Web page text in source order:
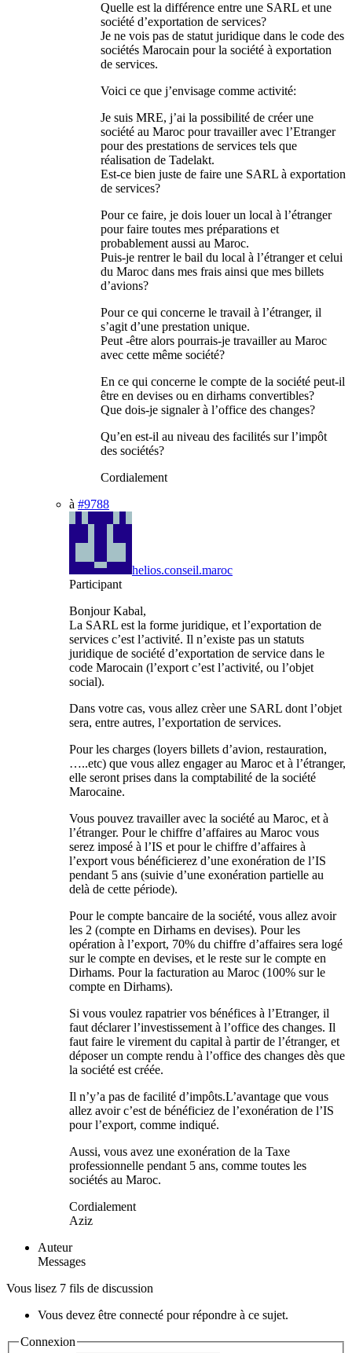
Quelle est la différence entre une SARL et une
société d’exportation de services?
Je ne vois pas de statut juridique dans le code des
sociétés Marocain pour la société à exportation
de services.
Voici ce que j’envisage comme activité:
Je suis MRE, j’ai la possibilité de créer une
société au Maroc pour travailler avec l’Etranger
pour des prestations de services tels que
réalisation de Tadelakt.
Est-ce bien juste de faire une SARL à exportation
de services?
Pour ce faire, je dois louer un local à l’étranger
pour faire toutes mes préparations et
probablement aussi au Maroc.
Puis-je rentrer le bail du local à l’étranger et celui
du Maroc dans mes frais ainsi que mes billets
d’avions?
Pour ce qui concerne le travail à l’étranger, il
s’agit d’une prestation unique.
Peut -être alors pourrais-je travailler au Maroc
avec cette même société?
En ce qui concerne le compte de la société peut-il
être en devises ou en dirhams convertibles?
Que dois-je signaler à l’office des changes?
Qu’en est-il au niveau des facilités sur l’impôt
des sociétés?
Cordialement
à #9788
helios.conseil.maroc
Participant
Bonjour Kabal,
La SARL est la forme juridique, et l’exportation de
services c’est l’activité. Il n’existe pas un statuts
juridique de société d’exportation de service dans le
code Marocain (l’export c’est l’activité, ou l’objet
social).
Dans votre cas, vous allez crèer une SARL dont l’objet
sera, entre autres, l’exportation de services.
Pour les charges (loyers billets d’avion, restauration,
…..etc) que vous allez engager au Maroc et à l’étranger,
elle seront prises dans la comptabilité de la société
Marocaine.
Vous pouvez travailler avec la société au Maroc, et à
l’étranger. Pour le chiffre d’affaires au Maroc vous
serez imposé à l’IS et pour le chiffre d’affaires à
l’export vous bénéficierez d’une exonération de l’IS
pendant 5 ans (suivie d’une exonération partielle au
delà de cette période).
Pour le compte bancaire de la société, vous allez avoir
les 2 (compte en Dirhams en devises). Pour les
opération à l’export, 70% du chiffre d’affaires sera logé
sur le compte en devises, et le reste sur le compte en
Dirhams. Pour la facturation au Maroc (100% sur le
compte en Dirhams).
Si vous voulez rapatrier vos bénéfices à l’Etranger, il
faut déclarer l’investissement à l’office des changes. Il
faut faire le virement du capital à partir de l’étranger, et
déposer un compte rendu à l’office des changes dès que
la société est créée.
Il n’y’a pas de facilité d’impôts.L’avantage que vous
allez avoir c’est de bénéficiez de l’exonération de l’IS
pour l’export, comme indiqué.
Aussi, vous avez une exonération de la Taxe
professionnelle pendant 5 ans, comme toutes les
sociétés au Maroc.
Cordialement
Aziz
Auteur
Messages
Vous lisez 7 fils de discussion
Vous devez être connecté pour répondre à ce sujet.
Connexion